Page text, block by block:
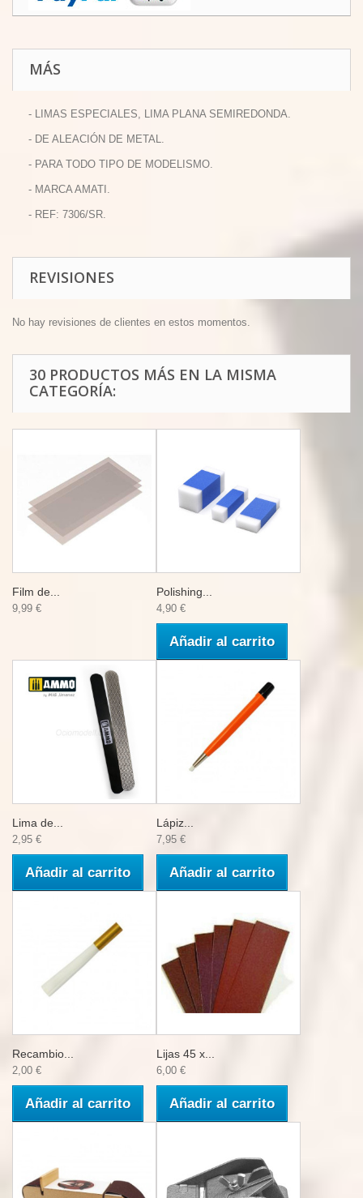
MÁS
- LIMAS ESPECIALES, LIMA PLANA SEMIREDONDA.
- DE ALEACIÓN DE METAL.
- PARA TODO TIPO DE MODELISMO.
- MARCA AMATI.
- REF: 7306/SR.
REVISIONES
No hay revisiones de clientes en estos momentos.
30 PRODUCTOS MÁS EN LA MISMA
CATEGORÍA:
Film de...
9,99 €
Polishing...
4,90 €
Añadir al carrito
Lima de...
2,95 €
Añadir al carrito
Lápiz...
7,95 €
Añadir al carrito
Recambio...
2,00 €
Añadir al carrito
Lijas 45 x...
6,00 €
Añadir al carrito